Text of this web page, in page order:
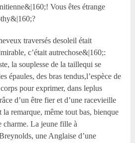
Vous êtes étrange
traversés desoleil était
c’était autrechose&|160;:
la souplesse de la taillequi se
épaules, des bras tendus,l’espèce de
pour exprimer, dans leplus
d’un être fier et d’une racevieille
la remarque, même tout bas, bienque
charme. La jeune fille à
une Anglaise d’une